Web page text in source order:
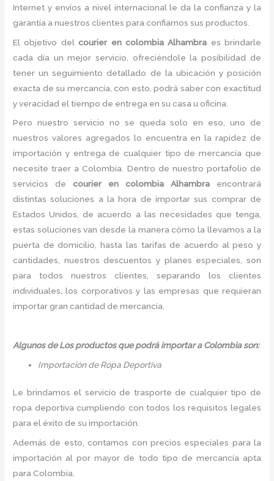
Internet y envíos a nivel internacional le da la confianza y la
garantía a nuestros clientes para confiarnos sus productos.
El objetivo del courier en colombia Alhambra es brindarle
cada día un mejor servicio, ofreciéndole la posibilidad de
tener un seguimiento detallado de la ubicación y posición
exacta de su mercancía, con esto, podrá saber con exactitud
y veracidad el tiempo de entrega en su casa u oficina.
Pero nuestro servicio no se queda solo en eso, uno de
nuestros valores agregados lo encuentra en la rapidez de
importación y entrega de cualquier tipo de mercancía que
necesite traer a Colombia. Dentro de nuestro portafolio de
servicios de courier en colombia Alhambraencontrará
distintas soluciones a la hora de importar sus comprar de
Estados Unidos, de acuerdo a las necesidades que tenga,
estas soluciones van desde la manera cómo la llevamos a la
puerta de domicilio, hasta las tarifas de acuerdo al peso y
cantidades, nuestros descuentos y planes especiales, son
para todos nuestros clientes, separando los clientes
individuales, los corporativos y las empresas que requieran
importar gran cantidad de mercancía.
Algunos de Los productos que podrá importar a Colombia son:
Importación de Ropa Deportiva
Le brindamos el servicio de trasporte de cualquier tipo de
ropa deportiva cumpliendo con todos los requisitos legales
para el éxito de su importación.
Además de esto, contamos con precios especiales para la
importación al por mayor de todo tipo de mercancía apta
para Colombia.